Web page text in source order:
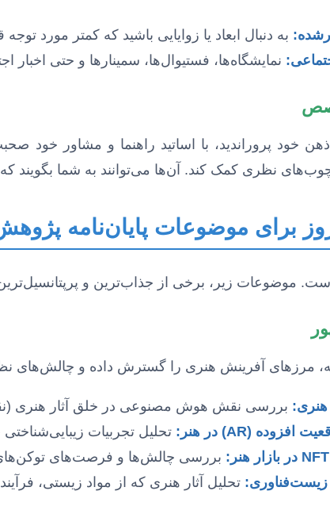
به دنبال ابعاد یا زوایایی باشید که کمتر مورد
نمایشگاه‌ها، فستیوال‌ها، سمینارها و حتی
نظری کمک کند. آن‌ها می‌توانند به شما بگویند که
برای موضوعات پایان‌نامه
است. موضوعات زیر، برخی از جذاب‌ترین و
مرزهای آفرینش هنری را گسترش داده و چالش‌های
بررسی نقش هوش مصنوعی در خلق آثار هنری
تحلیل تجربیات
بررسی چالش‌ها و فرصت‌های توکن‌های
تحلیل آثار هنری که از مواد زیستی،